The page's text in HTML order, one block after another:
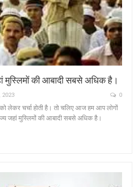
मुस्लिमों की आबादी सबसे अधिक है।
2023 0
लेकर चर्चा होती है। तो चलिए आज हम आप लोगों
जहां मुस्लिमों की आबादी सबसे अधिक है।